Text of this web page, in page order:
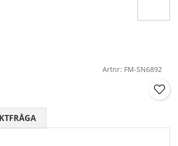
Artnr: FM-SN6892
BETYG 0